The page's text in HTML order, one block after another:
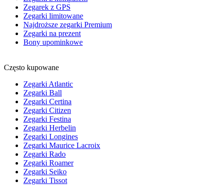
Zegarek z GPS
Zegarki limitowane
Najdroższe zegarki Premium
Zegarki na prezent
Bony upominkowe
Często kupowane
Zegarki Atlantic
Zegarki Ball
Zegarki Certina
Zegarki Citizen
Zegarki Festina
Zegarki Herbelin
Zegarki Longines
Zegarki Maurice Lacroix
Zegarki Rado
Zegarki Roamer
Zegarki Seiko
Zegarki Tissot